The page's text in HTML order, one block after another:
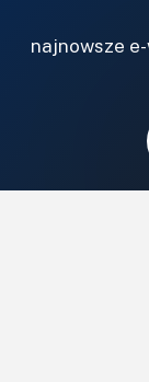
Informator
ZielonyOgródek.pl
najnowsze